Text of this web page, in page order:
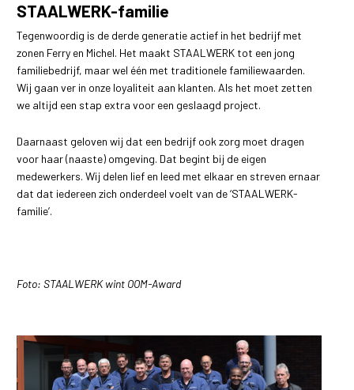
STAALWERK-familie
Tegenwoordig is de derde generatie actief in het bedrijf met
zonen Ferry en Michel. Het maakt STAALWERK tot een jong
familiebedrijf, maar wel één met traditionele familiewaarden.
Wij gaan ver in onze loyaliteit aan klanten. Als het moet zetten
we altijd een stap extra voor een geslaagd project.
Daarnaast geloven wij dat een bedrijf ook zorg moet dragen
voor haar (naaste) omgeving. Dat begint bij de eigen
medewerkers. Wij delen lief en leed met elkaar en streven ernaar
dat dat iedereen zich onderdeel voelt van de ‘STAALWERK-
familie’.
Foto: STAALWERK wint OOM-Award